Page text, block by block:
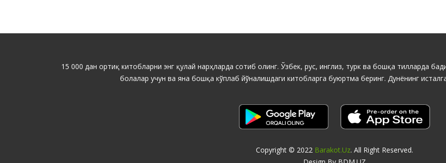
15 000 дан ортиқ китобларни энг қулай нарҳларда сотиб олинг. Ўзбек, рус, инглиз, турк ва бошқа тилларда
болалар учун ва яна бошқа кўплаб йўналишдаги китобларга буюртма беринг. Дунёнинг
Copyright © 2022 Barakot.uz. All Right Reserved.